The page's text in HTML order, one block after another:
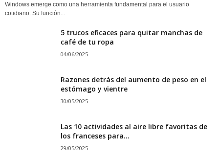
Windows emerge como una herramienta fundamental para el usuario
cotidiano. Su función...
5 trucos eficaces para quitar manchas de
café de tu ropa
04/06/2025
Razones detrás del aumento de peso en el
estómago y vientre
30/05/2025
Las 10 actividades al aire libre favoritas de
los franceses para...
29/05/2025